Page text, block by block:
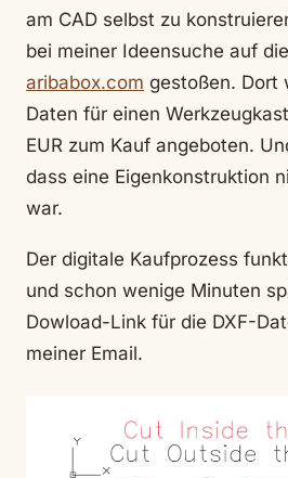
am CAD selbst zu
bei meiner Ideensuche auf
aribabox.com gestoßen. Dort
Daten für einen
EUR zum Kauf angeboten.
dass eine Eigenkonstruktion
war.
Der digitale Kaufprozess
und schon wenige Minuten
Dowload-Link für die DXF-
meiner Email.